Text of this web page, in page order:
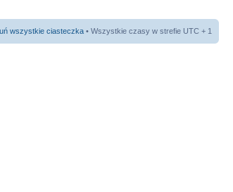
wszystkie ciasteczka • Wszystkie czasy w strefie UTC + 1